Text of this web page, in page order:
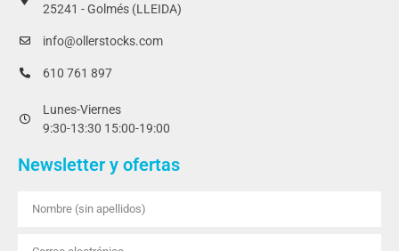
25241 - Golmés (LLEIDA)
info@ollerstocks.com
610 761 897
Lunes-Viernes
9:30-13:30 15:00-19:00
Newsletter y ofertas